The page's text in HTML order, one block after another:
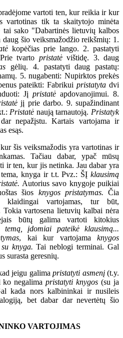
vartoti ten, kur reikia ir kur
vartotinas tik ta skaitytojo minėta
tai sako "Dabartinės lietuvių kalbos
šio veiksmažodžio reikšmių: 1.
kopėčias prie lango. 2. pastatyti
tvarto pristatėvištidę. 3. daug
gėlių. 4. pastatyti daug pastatų:
5. nugabenti: Nupirktos prekės
pateikti: Fabrikuipristatyta dvi
Jį pristatėapdovanojimui. 8.
jį prie darbo. 9. supažindinant
Pristatė naują tarnautoją. Pristatyk
nepažįstu. Kartais vartojama ir
esąs.
šis veiksmažodis yra vartotinas ir
Tačiau dabar, ypač mūsų
ir ten, kur jis netinka. Jau dabar yra
knyga ir t.t. Pvz.: ŠĮ klausimą
Autorius savo knygoje puikiai
šios knygos pristatymas. Čia
vartojamas, tur būt,
vartosena lietuvių kalbai nėra
būtų galima vartoti kitokius
temą, įdomiai pateikė klausimą...
, kai kur vartojamaknygos
knyga. Tai neblogi terminai. Gal
surasta geresnių.
jeigu galimapristatyti asmenį(t.y.
ko negalimapristatyti knygos (su ja
kada nors kalbininkai ir nusileis
bet dabar dar nevertėtų šio
VARTOJIMAS